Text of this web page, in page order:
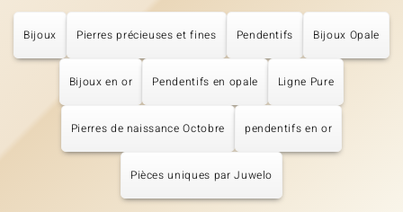
Bijoux Pierres précieuses et fines Pendentifs Bijoux Opale
Bijoux en or Pendentifs en opale Ligne Pure
Pierres de naissance Octobre pendentifs en or
Pièces uniques par Juwelo